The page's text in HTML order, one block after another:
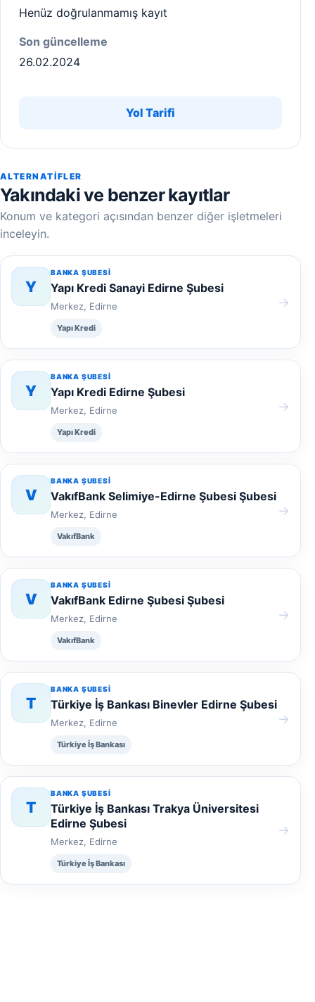
Henüz doğrulanmamış kayıt
Son güncelleme
26.02.2024
Yol Tarifi
ALTERNATIFLER
Yakındaki ve benzer kayıtlar
Konum ve kategori açısından benzer diğer işletmeleri
inceleyin.
Y
BANKA ŞUBESI
Yapı Kredi Sanayi Edirne Şubesi
Merkez, Edirne
Yapı Kredi
→
Y
BANKA ŞUBESI
Yapı Kredi Edirne Şubesi
Merkez, Edirne
Yapı Kredi
→
V
BANKA ŞUBESI
VakıfBank Selimiye-Edirne Şubesi Şubesi
Merkez, Edirne
VakıfBank
→
V
BANKA ŞUBESI
VakıfBank Edirne Şubesi Şubesi
Merkez, Edirne
VakıfBank
→
T
BANKA ŞUBESI
Türkiye İş Bankası Binevler Edirne Şubesi
Merkez, Edirne
Türkiye İş Bankası
→
T
BANKA ŞUBESI
Türkiye İş Bankası Trakya Üniversitesi
Edirne Şubesi
Merkez, Edirne
Türkiye İş Bankası
→